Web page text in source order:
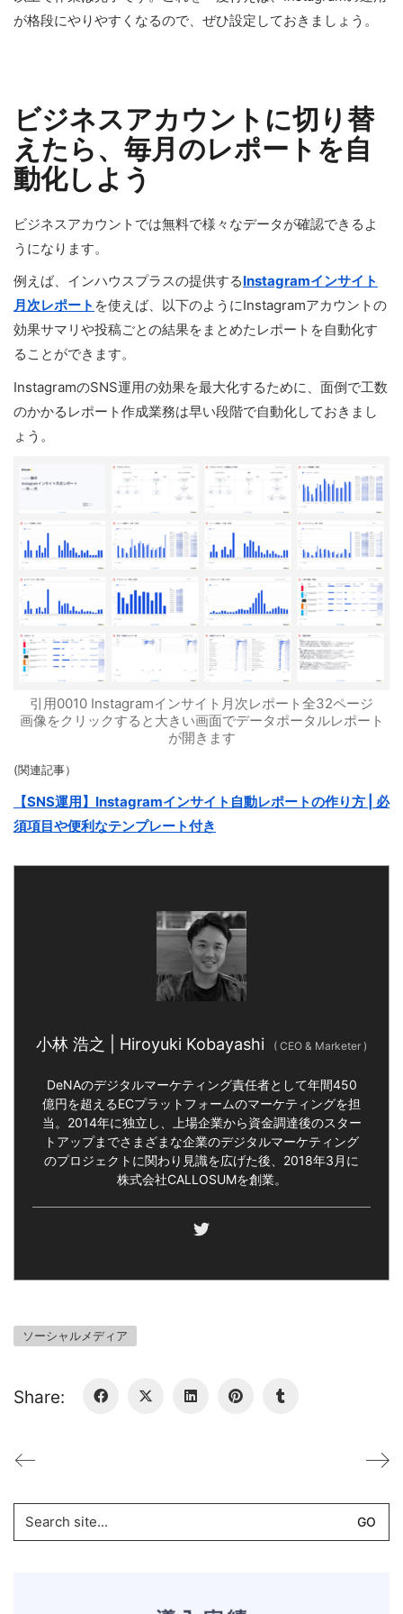
が格段にやりやすくなるので、ぜひ設定しておきましょう。
ビジネスアカウントに切り替
えたら、毎月のレポートを自
動化しよう
ビジネスアカウントでは無料で様々なデータが確認できるよ
うになります。
例えば、インハウスプラスの提供するInstagramインサイト
月次レポート を使えば、以下のようにInstagramアカウントの
効果サマリや投稿ごとの結果をまとめたレポートを自動化す
ることができます。
InstagramのSNS運用の効果を最大化するために、面倒で工数
のかかるレポート作成業務は早い段階で自動化しておきまし
ょう。
引用0010 Instagramインサイト月次レポート全32ページ
画像をクリックすると大きい画面でデータポータルレポート
が開きます
(関連記事）
【SNS運用】Instagramインサイト自動レポートの作り方 | 必
須項目や便利なテンプレート付き
小林 浩之 | Hiroyuki Kobayashi ( CEO & Marketer )
DeNAのデジタルマーケティング責任者として年間450
億円を超えるECプラットフォームのマーケティングを担
当。2014年に独立し、上場企業から資金調達後のスター
トアップまでさまざまな企業のデジタルマーケティング
のプロジェクトに関わり見識を広げた後、2018年3月に
株式会社CALLOSUMを創業。
ソーシャルメディア
Share:
for: